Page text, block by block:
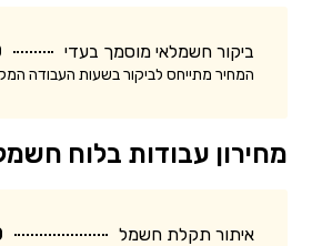
ביקור חשמלאי מוסמך בעדי
המחיר מתייחס לביקור בשעות העבודה
מחירון עבודות בלוח
איתור תקלת חשמל